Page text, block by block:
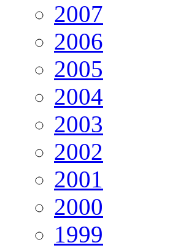
2007
2006
2005
2004
2003
2002
2001
2000
1999